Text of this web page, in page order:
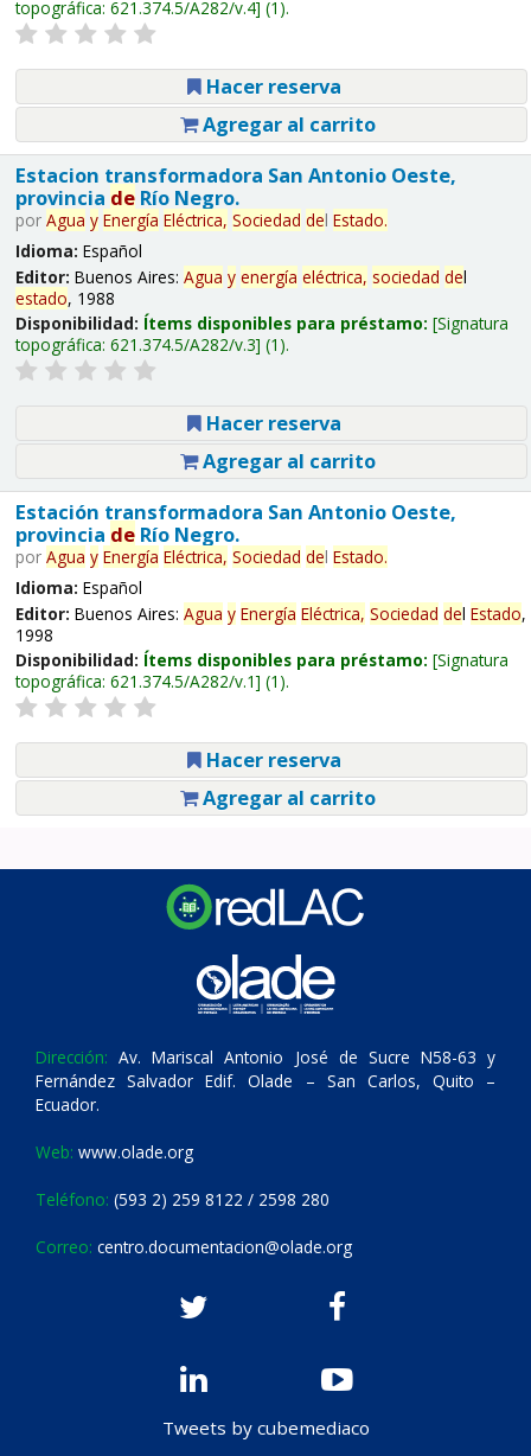
topográfica: 621.374.5/A282/v.4 (1).
Hacer reserva
Agregar al carrito
Estacion transformadora San Antonio Oeste,
provincia deRío Negro.
por Agua y Energía Eléctrica, Sociedad del Estado.
Idioma: Español
Editor: Buenos Aires: Agua y energía eléctrica, sociedad del
estado, 1988
Disponibilidad: Ítems disponibles para préstamo: Signatura
topográfica: 621.374.5/A282/v.3 (1).
Hacer reserva
Agregar al carrito
Estación transformadora San Antonio Oeste,
provincia deRío Negro.
por Agua y Energía Eléctrica, Sociedad del Estado.
Idioma: Español
Editor: Buenos Aires: Agua y Energía Eléctrica, Sociedad del Estado,
1998
Disponibilidad: Ítems disponibles para préstamo: Signatura
topográfica: 621.374.5/A282/v.1 (1).
Hacer reserva
Agregar al carrito
Dirección: Av. Mariscal Antonio José de Sucre N58-63 y
Fernández Salvador Edif. Olade – San Carlos, Quito –
Ecuador.
Web: www.olade.org
Teléfono: (593 2) 259 8122 / 2598 280
Correo: centro.documentacion@olade.org
Tweets by cubemediaco